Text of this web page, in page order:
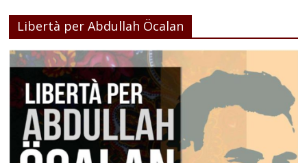
Libertà per Abdullah Öcalan